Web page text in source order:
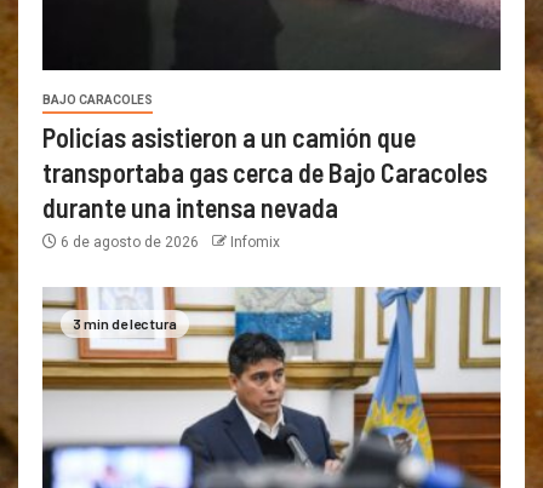
BAJO CARACOLES
Policías asistieron a un camión que
transportaba gas cerca de Bajo Caracoles
durante una intensa nevada
6 de agosto de 2026 Infomix
3 min de lectura